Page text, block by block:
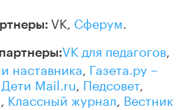
VK, Сферум
VK для педагогов
наставника Газета.ру –
Дети Mail.ru Педсовет,
, Классный журнал Вестник